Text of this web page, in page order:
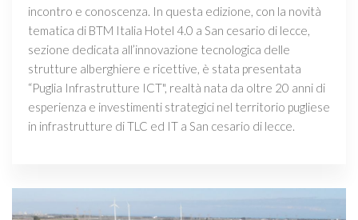
incontro e conoscenza. In questa edizione, con la novità
tematica di BTM Italia Hotel 4.0 a San cesario di lecce,
sezione dedicata all’innovazione tecnologica delle
strutture alberghiere e ricettive, è stata presentata
“Puglia Infrastrutture ICT", realtà nata da oltre 20 anni di
esperienza e investimenti strategici nel territorio pugliese
in infrastrutture di TLC ed IT a San cesario di lecce.